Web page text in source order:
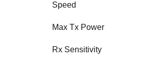
Speed
Max Tx Power
Rx Sensitivity